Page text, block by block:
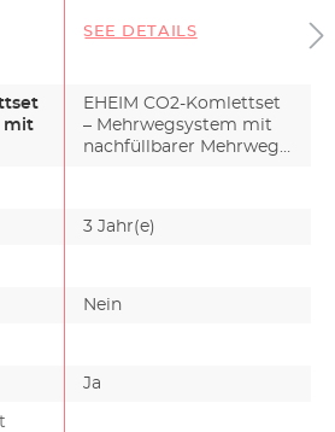
SEE DETAILS
mit
EHEIM CO2-Komlettset
– Mehrwegsystem mit
nachfüllbarer Mehrweg-
3 Jahr(e)
Nein
Ja